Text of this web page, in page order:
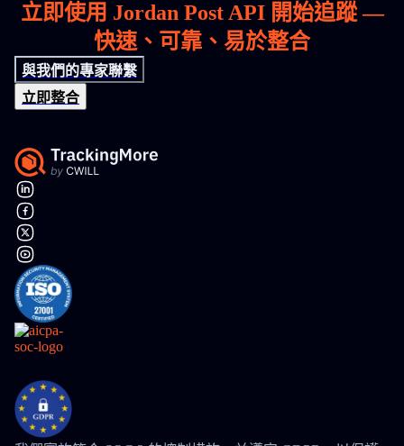
立即使用 Jordan Post API 開始追蹤 —
快速、可靠、易於整合
與我們的專家聯繫
立即整合